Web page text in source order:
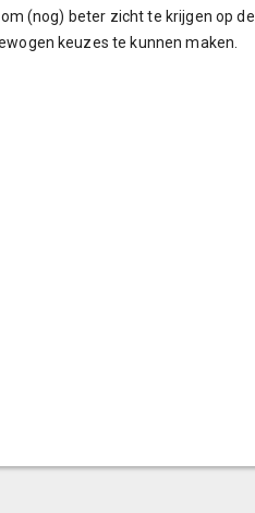
(nog) beter zicht te krijgen op de
keuzes te kunnen maken.